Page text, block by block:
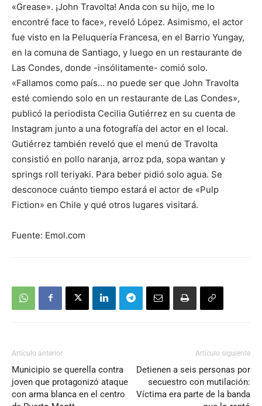
«Grease». ¡John Travolta! Anda con su hijo, me lo
encontré face to face», reveló López. Asimismo, el actor
fue visto en la Peluquería Francesa, en el Barrio Yungay,
en la comuna de Santiago, y luego en un restaurante de
Las Condes, donde -insólitamente- comió solo.
«Fallamos como país… no puede ser que John Travolta
esté comiendo solo en un restaurante de Las Condes»,
publicó la periodista Cecilia Gutiérrez en su cuenta de
Instagram junto a una fotografía del actor en el local.
Gutiérrez también reveló que el menú de Travolta
consistió en pollo naranja, arroz pda, sopa wantan y
springs roll teriyaki. Para beber pidió solo agua. Se
desconoce cuánto tiempo estará el actor de «Pulp
Fiction» en Chile y qué otros lugares visitará.
Fuente: Emol.com
Artículo anterior
Municipio se querella contra
joven que protagonizó ataque
con arma blanca en el centro
Artículo siguiente
Detienen a seis personas por
secuestro con mutilación:
Víctima era parte de la banda